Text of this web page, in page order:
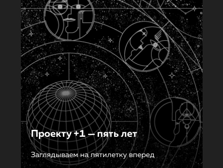
Проекту +1 — пять лет
Заглядываем на пятилетку вперед